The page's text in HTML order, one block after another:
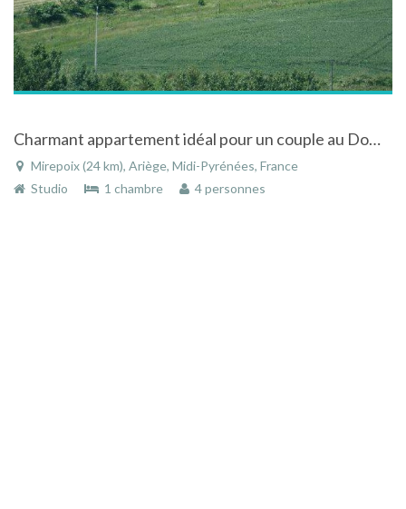
Charmant appartement idéal pour un couple au Domaine de Niort
Mirepoix (24 km), Ariège, Midi-Pyrénées, France
Studio
1 chambre 4 personnes